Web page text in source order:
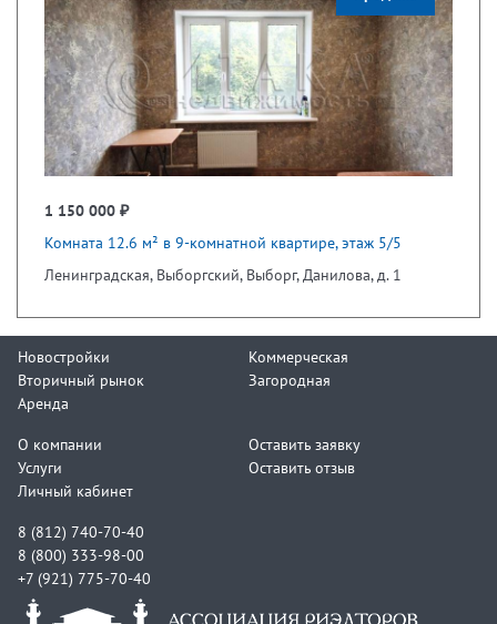
1 150 000 ₽
Комната 12.6 м² в 9-комнатной квартире, этаж 5/5
Ленинградская, Выборгский, Выборг, Данилова, д. 1
Новостройки
Вторичный рынок
Аренда
Коммерческая
Загородная
О компании
Услуги
Личный кабинет
Оставить заявку
Оставить отзыв
8 (812) 740-70-40
8 (800) 333-98-00
+7 (921) 775-70-40